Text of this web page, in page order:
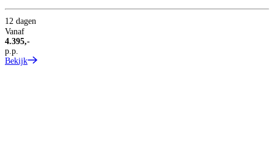
12 dagen
Vanaf
4.395,-
p.p.
Bekijk